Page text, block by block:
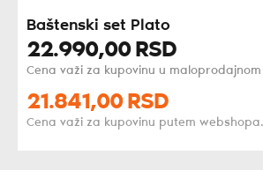
Baštenski set Plato
22.990,00 RSD
Cena važi za kupovinu u maloprodajnom
21.841,00 RSD
Cena važi za kupovinu putem webshopa.